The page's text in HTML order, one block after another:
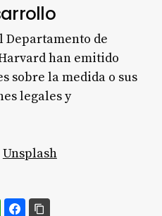
Departamento de
han emitido
sobre la medida o sus
legales y
Unsplash